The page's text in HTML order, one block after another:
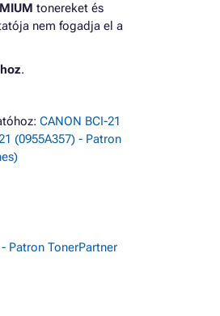
tonereket és
nem fogadja el a
.
CANON BCI-21
(0955A357) - Patron
Patron TonerPartner